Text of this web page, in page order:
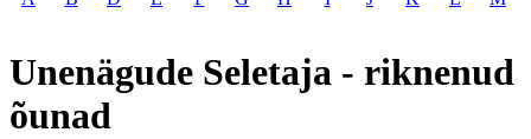
Unenägude Seletaja - riknenud
õunad